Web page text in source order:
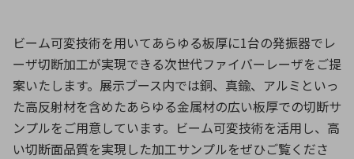
ビーム可変技術を用いてあらゆる板厚に1台の発振器でレ
ーザ切断加工が実現できる次世代ファイバーレーザをご提
案いたします。展示ブース内では銅、真鍮、アルミといっ
た高反射材を含めたあらゆる金属材の広い板厚での切断サ
ンプルをご用意しています。ビーム可変技術を活用し、高
い切断面品質を実現した加工サンプルをぜひご覧くださ